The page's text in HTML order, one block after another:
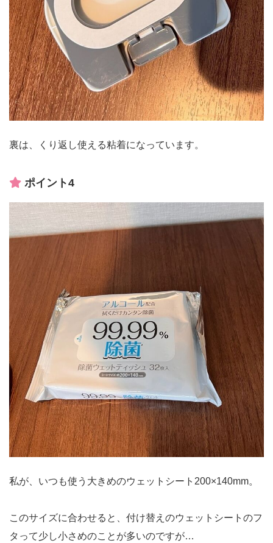
裏は、くり返し使える粘着になっています。
ポイント4
私が、いつも使う大きめのウェットシート200×140mm。
このサイズに合わせると、付け替えのウェットシートのフ
タって少し小さめのことが多いのですが…